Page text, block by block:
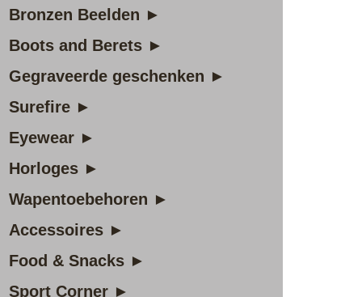
Bronzen Beelden ►
Boots and Berets ►
Gegraveerde geschenken ►
Surefire ►
Eyewear ►
Horloges ►
Wapentoebehoren ►
Accessoires ►
Food & Snacks ►
Sport Corner ►